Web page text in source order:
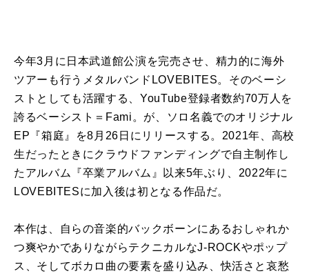
今年3月に日本武道館公演を完売させ、精力的に海外
ツアーも行うメタルバンドLOVEBITES。そのベーシ
ストとしても活躍する、YouTube登録者数約70万人を
誇るベーシスト＝Fami。が、ソロ名義でのオリジナル
EP『箱庭』を8月26日にリリースする。2021年、高校
生だったときにクラウドファンディングで自主制作し
たアルバム『卒業アルバム』以来5年ぶり、2022年に
LOVEBITESに加入後は初となる作品だ。
本作は、自らの音楽的バックボーンにあるおしゃれか
つ爽やかでありながらテクニカルなJ-ROCKやポップ
ス、そしてボカロ曲の要素を盛り込み、快活さと哀愁